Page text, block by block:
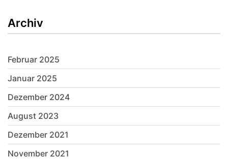
Archiv
Februar 2025
Januar 2025
Dezember 2024
August 2023
Dezember 2021
November 2021